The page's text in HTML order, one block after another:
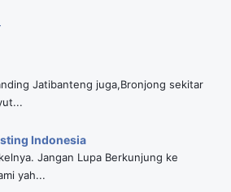
Jatibanteng juga,Bronjong sekitar
Indonesia
Jangan Lupa Berkunjung ke
yah...